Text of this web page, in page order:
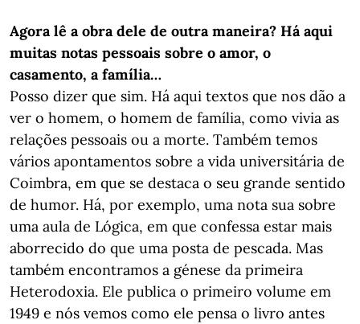
Agora lê a obra dele de outra maneira? Há aqui
muitas notas pessoais sobre o amor, o
casamento, a família…
Posso dizer que sim. Há aqui textos que nos dão a
ver o homem, o homem de família, como vivia as
relações pessoais ou a morte. Também temos
vários apontamentos sobre a vida universitária de
Coimbra, em que se destaca o seu grande sentido
de humor. Há, por exemplo, uma nota sua sobre
uma aula de Lógica, em que confessa estar mais
aborrecido do que uma posta de pescada. Mas
também encontramos a génese da primeira
Heterodoxia. Ele publica o primeiro volume em
1949 e nós vemos como ele pensa o livro antes